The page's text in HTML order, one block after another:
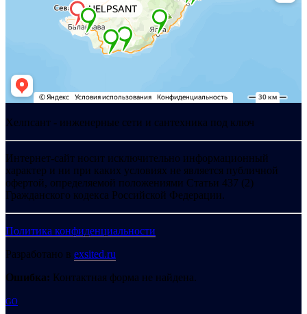
Хелпсант - инженерные сети и сантехника под ключ
Интернет-сайт носит исключительно информационный
характер и ни при каких условиях не является публичной
офертой, определяемой положениями Статьи 437 (2)
Гражданского кодекса Российской Федерации.
Политика конфиденциальности
Разработано в exsited.ru
Ошибка: Контактная форма не найдена.
GO